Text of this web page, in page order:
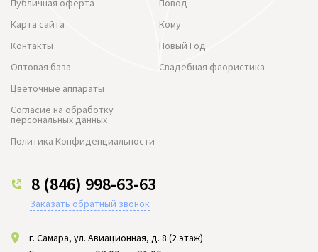
Публичная оферта
Карта сайта
Контакты
Оптовая база
Цветочные аппараты
Согласие на обработку
персональных данных
Политика Конфиденциальности
Повод
Кому
Новый Год
Свадебная флористика
8 (846) 998-63-63
Заказать обратный звонок
г. Самара, ул. Авиационная, д. 8 (2 этаж)